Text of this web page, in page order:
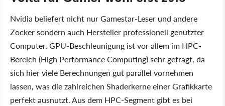
Nvidia beliefert nicht nur Gamestar-Leser und andere
Zocker sondern auch Hersteller professionell genutzter
Computer. GPU-Beschleunigung ist vor allem im HPC-
Bereich (High Performance Computing) sehr gefragt, da
sich hier viele Berechnungen gut parallel vornehmen
lassen, was die zahlreichen Shaderkerne einer Grafikkarte
perfekt ausnutzt. Aus dem HPC-Segment gibt es bei